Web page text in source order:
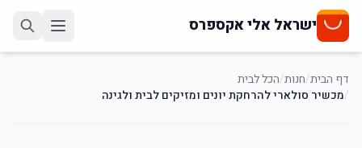
ישראל אלי אקספרס
דף הבית/חנות/הכל לבית
/מכשיר סולארי להרחקת יונים ומזיקים לבית ולגינה